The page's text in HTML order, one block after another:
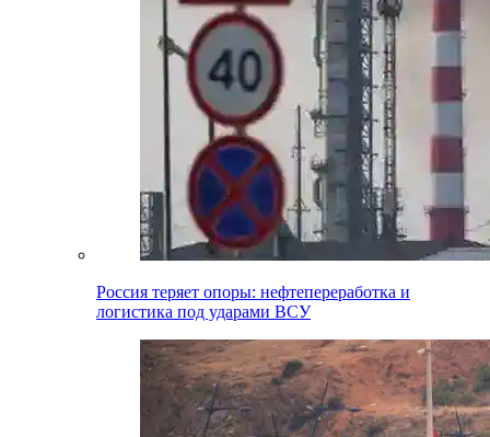
Россия теряет опоры: нефтепереработка и
логистика под ударами ВСУ